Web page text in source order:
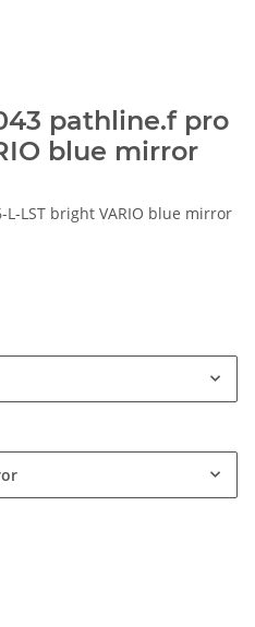
pathline.f pro
blue mirror
L-LST bright VARIO blue mirror